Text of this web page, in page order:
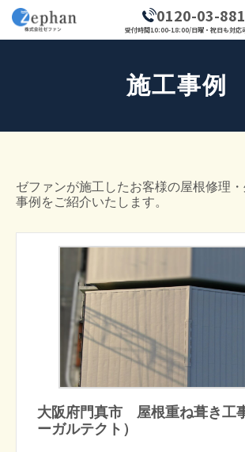
0120-03-
受付時間10:00-18:00/日曜・祝日も対応
施工事例
ゼファンが施工したお客様の屋根修理
事例をご紹介いたします。
大阪府門真市 屋根重ね葺き工
ーガルテクト）